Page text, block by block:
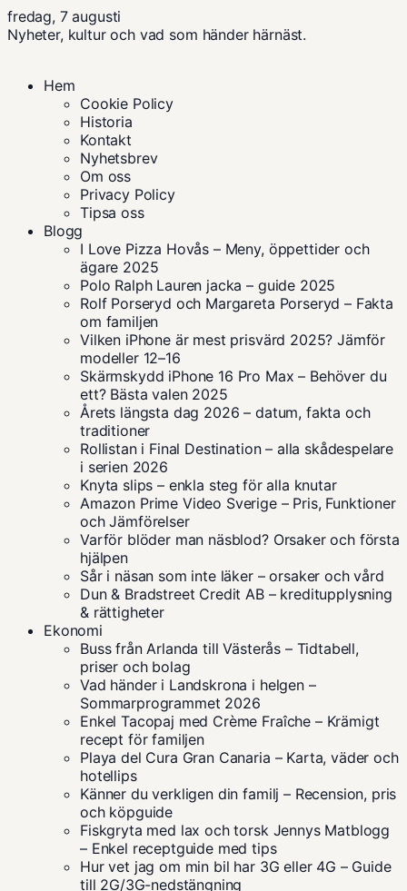
fredag, 7 augusti
Nyheter, kultur och vad som händer härnäst.
Hem
Cookie Policy
Historia
Kontakt
Nyhetsbrev
Om oss
Privacy Policy
Tipsa oss
Blogg
I Love Pizza Hovås – Meny, öppettider och
ägare 2025
Polo Ralph Lauren jacka – guide 2025
Rolf Porseryd och Margareta Porseryd – Fakta
om familjen
Vilken iPhone är mest prisvärd 2025? Jämför
modeller 12–16
Skärmskydd iPhone 16 Pro Max – Behöver du
ett? Bästa valen 2025
Årets längsta dag 2026 – datum, fakta och
traditioner
Rollistan i Final Destination – alla skådespelare
i serien 2026
Knyta slips – enkla steg för alla knutar
Amazon Prime Video Sverige – Pris, Funktioner
och Jämförelser
Varför blöder man näsblod? Orsaker och första
hjälpen
Sår i näsan som inte läker – orsaker och vård
Dun & Bradstreet Credit AB – kreditupplysning
& rättigheter
Ekonomi
Buss från Arlanda till Västerås – Tidtabell,
priser och bolag
Vad händer i Landskrona i helgen –
Sommarprogrammet 2026
Enkel Tacopaj med Crème Fraîche – Krämigt
recept för familjen
Playa del Cura Gran Canaria – Karta, väder och
hotellips
Känner du verkligen din familj – Recension, pris
och köpguide
Fiskgryta med lax och torsk Jennys Matblogg
– Enkel receptguide med tips
Hur vet jag om min bil har 3G eller 4G – Guide
till 2G/3G-nedstängning